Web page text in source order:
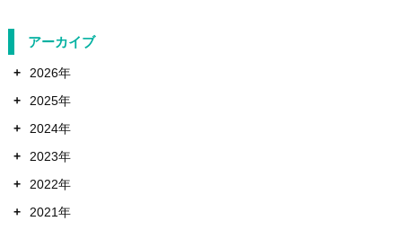
アーカイブ
+
2026年
+
2025年
+
2024年
+
2023年
+
2022年
+
2021年